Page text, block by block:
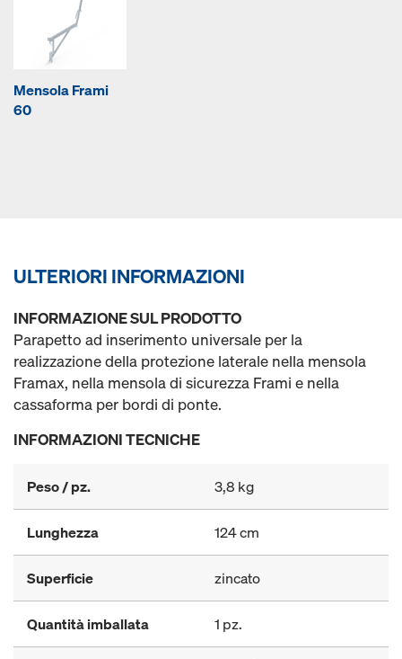
Mensola Frami
60
ULTERIORI INFORMAZIONI
INFORMAZIONE SUL PRODOTTO
Parapetto ad inserimento universale per la
realizzazione della protezione laterale nella mensola
Framax, nella mensola di sicurezza Frami e nella
cassaforma per bordi di ponte.
INFORMAZIONI TECNICHE
Peso / pz. 3,8 kg
Lunghezza 124 cm
Superficie zincato
Quantità imballata 1 pz.